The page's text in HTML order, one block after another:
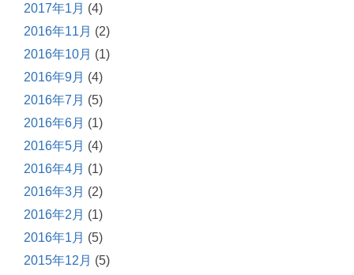
2017年1月 (4)
2016年11月 (2)
2016年10月 (1)
2016年9月 (4)
2016年7月 (5)
2016年6月 (1)
2016年5月 (4)
2016年4月 (1)
2016年3月 (2)
2016年2月 (1)
2016年1月 (5)
2015年12月 (5)